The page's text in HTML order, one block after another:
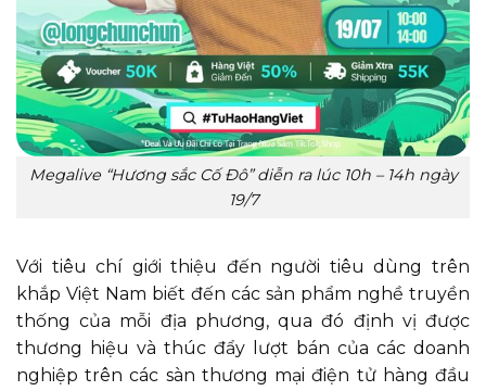
Megalive “Hương sắc Cố Đô” diễn ra lúc 10h – 14h ngày
19/7
Với tiêu chí giới thiệu đến người tiêu dùng trên
khắp Việt Nam biết đến các sản phẩm nghề truyền
thống của mỗi địa phương, qua đó định vị được
thương hiệu và thúc đẩy lượt bán của các doanh
nghiệp trên các sàn thương mại điện tử hàng đầu